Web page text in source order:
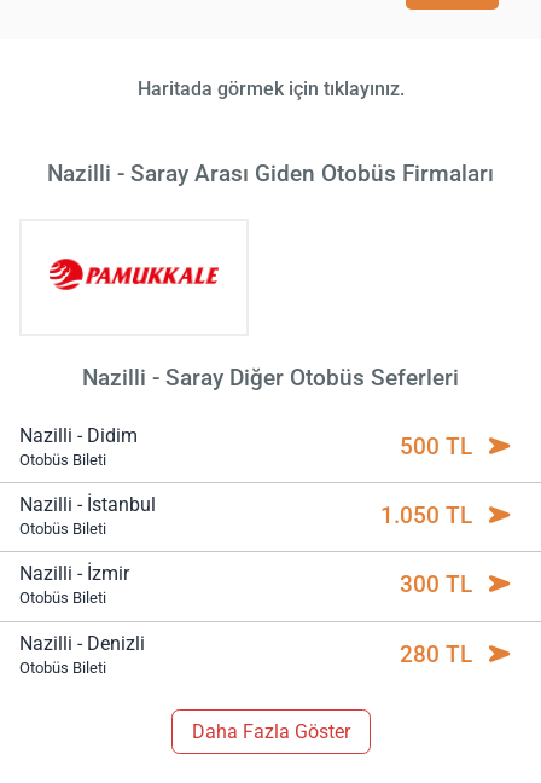
Haritada görmek için tıklayınız.
Nazilli - Saray Arası Giden Otobüs Firmaları
Nazilli - Saray Diğer Otobüs Seferleri
Nazilli - Didim
Otobüs Bileti 500 TL
Nazilli - İstanbul
Otobüs Bileti 1.050 TL
Nazilli - İzmir
Otobüs Bileti 300 TL
Nazilli - Denizli
Otobüs Bileti 280 TL
Daha Fazla Göster